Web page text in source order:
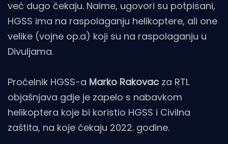
već dugo čekaju. Naime, ugovori su potpisani,
HGSS ima na raspolaganju helikoptere, ali one
velike (vojne op.a) koji su na raspolaganju u
Divuljama.
Pročelnik HGSS-a Marko Rakovac za RTL
objašnjava gdje je zapelo s nabavkom
helikoptera koje bi koristio HGSS i Civilna
zaštita, na koje čekaju 2022. godine.